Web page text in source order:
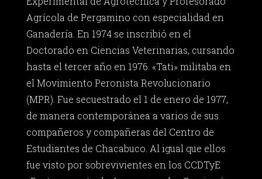
Agrícola de Pergamino con especialidad en
Ganadería. En 1974 se inscribió en el
Doctorado en Ciencias Veterinarias, cursando
hasta el tercer año en 1976. «Tati» militaba en
el Movimiento Peronista Revolucionario
(MPR). Fue secuestrado el 1 de enero de 1977,
de manera contemporánea a varios de sus
compañeros y compañeras del Centro de
Estudiantes de Chacabuco. Al igual que ellos
fue visto por sobrevivientes en los CCDTyE